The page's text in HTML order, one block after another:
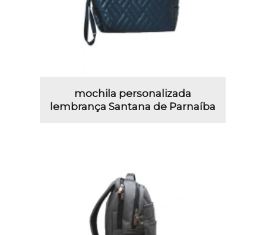
mochila personalizada
lembrança Santana de Parnaíba